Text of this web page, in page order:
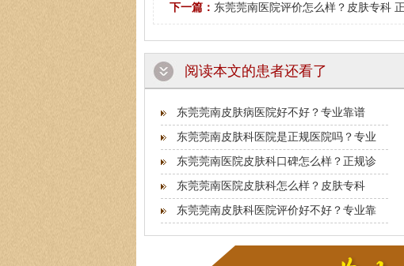
下一篇： 东莞莞南医院评价怎么样？皮肤专科
阅读本文的患者还看了
东莞莞南皮肤病医院好不好？专业靠谱
东莞莞南皮肤科医院是正规医院吗？专业
东莞莞南医院皮肤科口碑怎么样？正规诊
东莞莞南医院皮肤科怎么样？皮肤专科
东莞莞南皮肤科医院评价好不好？专业靠